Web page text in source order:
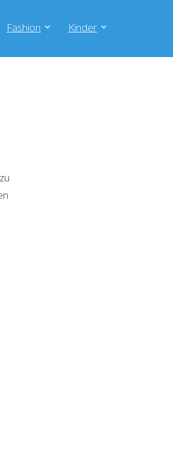
Fashion Kinder